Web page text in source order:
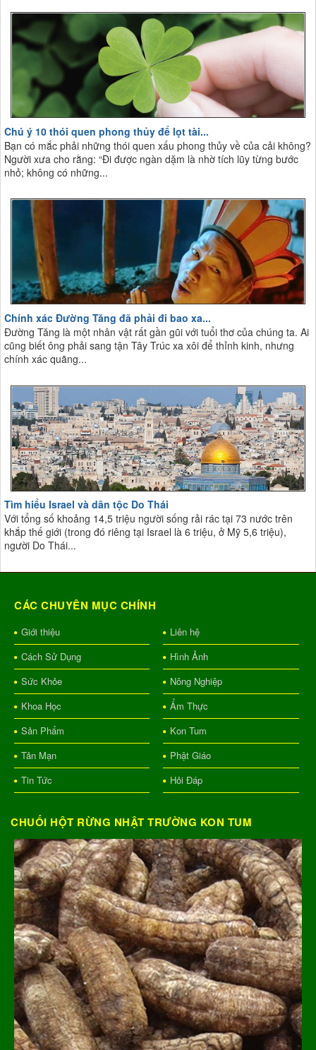
Chú ý 10 thói quen phong thủy để lọt tài...
Bạn có mắc phải những thói quen xấu phong thủy về của cải không?
Người xưa cho rằng: “Đi được ngàn dặm là nhờ tích lũy từng bước
nhỏ; không có những...
Chính xác Đường Tăng đã phải đi bao xa...
Đường Tăng là một nhân vật rất gần gũi với tuổi thơ của chúng ta. Ai
cũng biết ông phải sang tận Tây Trúc xa xôi để thỉnh kinh, nhưng
chính xác quãng...
Tìm hiểu Israel và dân tộc Do Thái
Với tổng số khoảng 14,5 triệu người sống rải rác tại 73 nước trên
khắp thế giới (trong đó riêng tại Israel là 6 triệu, ở Mỹ 5,6 triệu),
người Do Thái...
CÁC CHUYÊN MỤC CHÍNH
Giới thiệu
Liên hệ
Cách Sử Dụng
Hình Ảnh
Sức Khỏe
Nông Nghiệp
Khoa Học
Ẩm Thực
Sản Phẩm
Kon Tum
Tản Mạn
Phật Giáo
Tin Tức
Hỏi Đáp
CHUỐI HỘT RỪNG NHẬT TRƯỜNG KON TUM